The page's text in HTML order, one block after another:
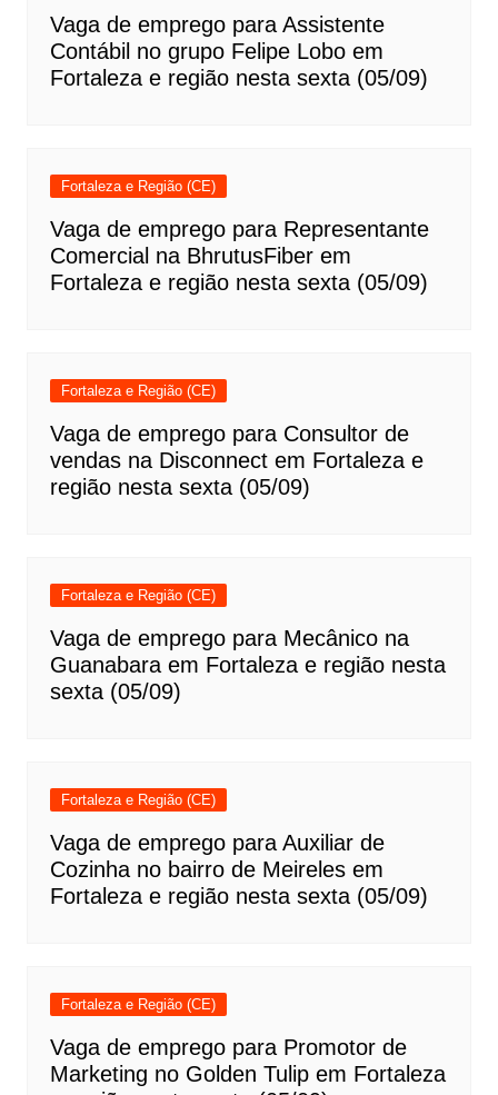
Vaga de emprego para Assistente
Contábil no grupo Felipe Lobo em
Fortaleza e região nesta sexta (05/09)
Fortaleza e Região (CE)
Vaga de emprego para Representante
Comercial na BhrutusFiber em
Fortaleza e região nesta sexta (05/09)
Fortaleza e Região (CE)
Vaga de emprego para Consultor de
vendas na Disconnect em Fortaleza e
região nesta sexta (05/09)
Fortaleza e Região (CE)
Vaga de emprego para Mecânico na
Guanabara em Fortaleza e região nesta
sexta (05/09)
Fortaleza e Região (CE)
Vaga de emprego para Auxiliar de
Cozinha no bairro de Meireles em
Fortaleza e região nesta sexta (05/09)
Fortaleza e Região (CE)
Vaga de emprego para Promotor de
Marketing no Golden Tulip em Fortaleza